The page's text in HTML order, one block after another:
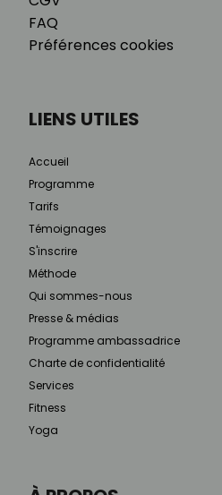
FAQ
Préférences cookies
LIENS UTILES
Accueil
Programme
Tarifs
Témoignages
S'inscrire
Méthode
Qui sommes-nous
Presse & médias
Programme ambassadrice
Charte de confidentialité
Services
Fitness
Yoga